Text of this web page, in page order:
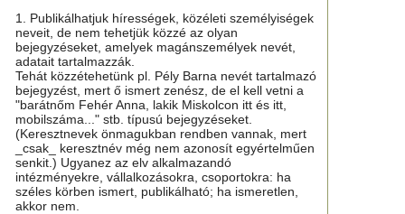
1. Publikálhatjuk hírességek, közéleti személyiségek
neveit, de nem tehetjük közzé az olyan
bejegyzéseket, amelyek magánszemélyek nevét,
adatait tartalmazzák.
Tehát közzétehetünk pl. Pély Barna nevét tartalmazó
bejegyzést, mert ő ismert zenész, de el kell vetni a
"barátnőm Fehér Anna, lakik Miskolcon itt és itt,
mobilszáma..." stb. típusú bejegyzéseket.
(Keresztnevek önmagukban rendben vannak, mert
_csak_ keresztnév még nem azonosít egyértelműen
senkit.) Ugyanez az elv alkalmazandó
intézményekre, vállalkozásokra, csoportokra: ha
széles körben ismert, publikálható; ha ismeretlen,
akkor nem.